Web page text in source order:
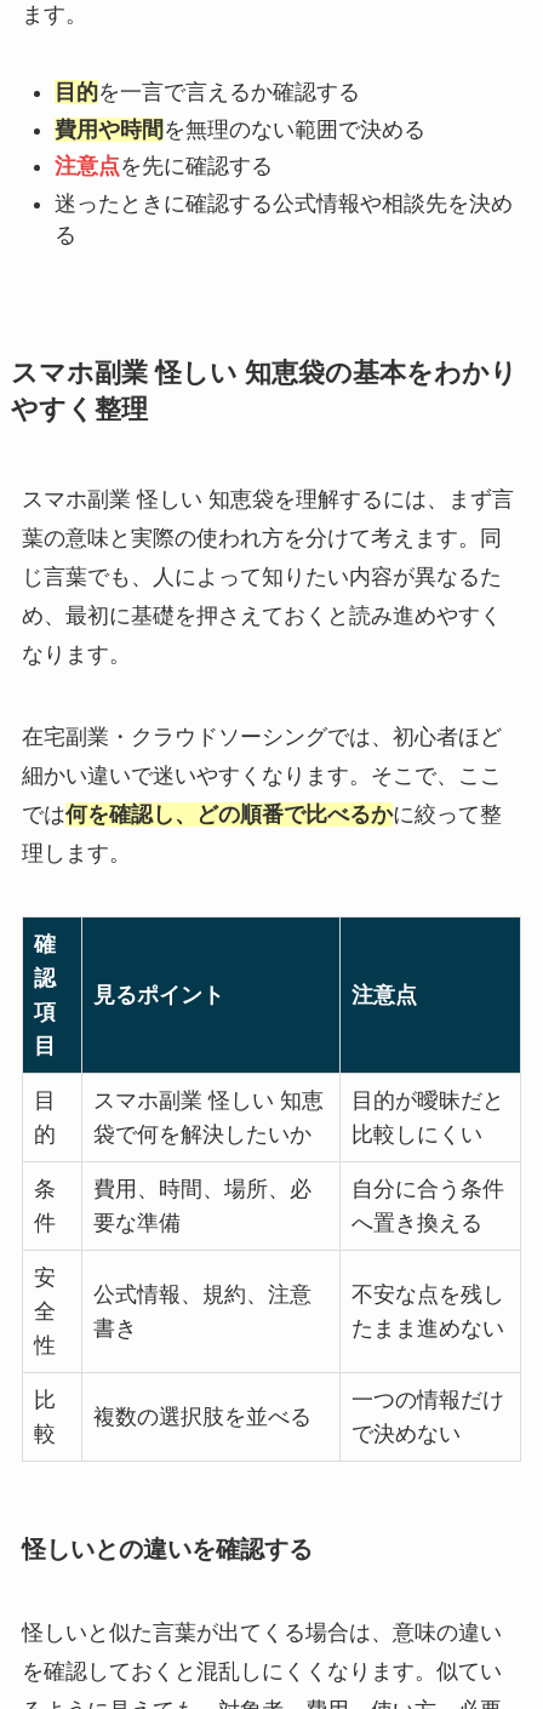
ます。
目的を一言で言えるか確認する
費用や時間 を無理のない範囲で決める
注意点を先に確認する
迷ったときに確認する公式情報や相談先を決め
る
スマホ副業 怪しい 知恵袋の基本をわかり
やすく整理
スマホ副業 怪しい 知恵袋を理解するには、まず言
葉の意味と実際の使われ方を分けて考えます。同
じ言葉でも、人によって知りたい内容が異なるた
め、最初に基礎を押さえておくと読み進めやすく
なります。
在宅副業・クラウドソーシングでは、初心者ほど
細かい違いで迷いやすくなります。そこで、ここ
では何を確認し、どの順番で比べるかに絞って整
理します。
確
認
項
目
見るポイント 注意点
目
的
スマホ副業 怪しい 知恵
袋で何を解決したいか
目的が曖昧だと
比較しにくい
条
件
費用、時間、場所、必
要な準備
自分に合う条件
へ置き換える
安
全
性
公式情報、規約、注意
書き
不安な点を残し
たまま進めない
比
較
複数の選択肢を並べる
一つの情報だけ
で決めない
怪しいとの違いを確認する
怪しいと似た言葉が出てくる場合は、意味の違い
を確認しておくと混乱しにくくなります。似てい